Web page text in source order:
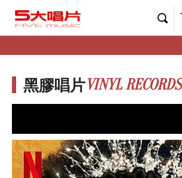
黑膠唱片VINYL RECORDS